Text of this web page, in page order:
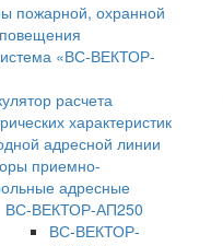
пожарной, охранной
«ВС-ВЕКТОР-
расчета
характеристик
адресной линии
приемно-
адресные
ВС-ВЕКТОР-АП250
ВС-ВЕКТОР-